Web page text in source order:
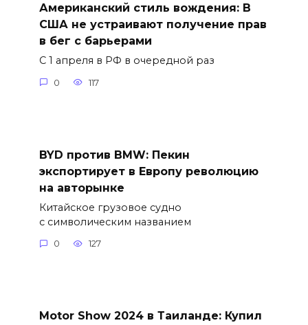
Американский стиль вождения: В
США не устраивают получение прав
в бег с барьерами
С 1 апреля в РФ в очередной раз
0 117
BYD против BMW: Пекин
экспортирует в Европу революцию
на авторынке
Китайское грузовое судно
с символическим названием
0 127
Motor Show 2024 в Таиланде: Купил